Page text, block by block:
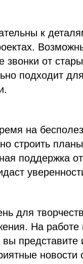
к
звонки от
подходит
на
строить
поддержка от
для
На работе
представите
новости